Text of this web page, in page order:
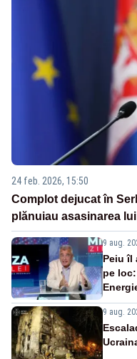
24 feb. 2026, 15:50
Complot dejucat în
plănuiau asasinarea
9 aug.
Peiu îl
pe
9 aug.